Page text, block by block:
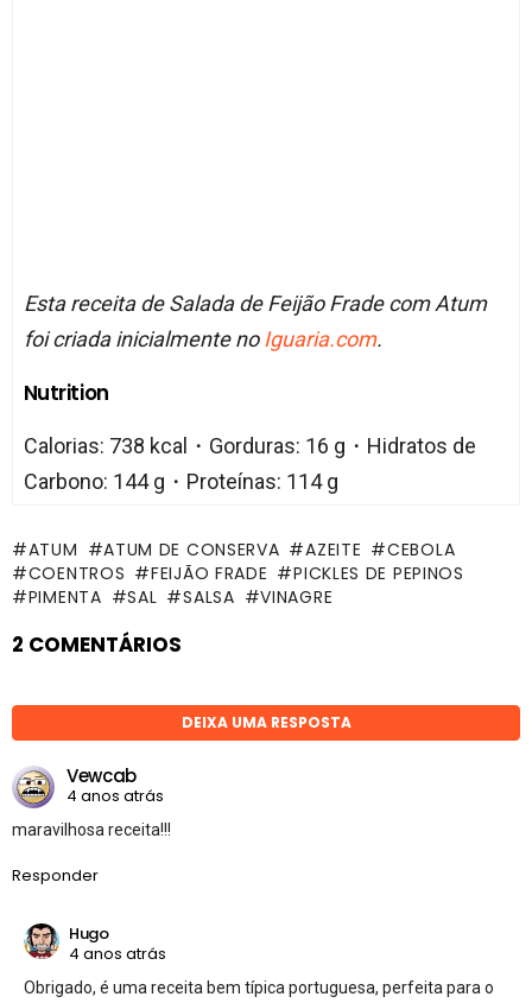
Esta receita de Salada de Feijão Frade com Atum
foi criada inicialmente no Iguaria.com.
Nutrition
Calorias: 738 kcal・Gorduras: 16 g・Hidratos de
Carbono: 144 g・Proteínas: 114 g
ATUM ATUM DE CONSERVA AZEITE
CEBOLA
COENTROS
FEIJÃO FRADE
PICKLES DE PEPINOS
PIMENTA
SAL SALSA VINAGRE
2 COMENTÁRIOS
DEIXA UMA RESPOSTA
Vewcab
4 anos atrás
maravilhosa receita!!!
Responder
Hugo
4 anos atrás
Obrigado, é uma receita bem típica portuguesa, perfeita para o